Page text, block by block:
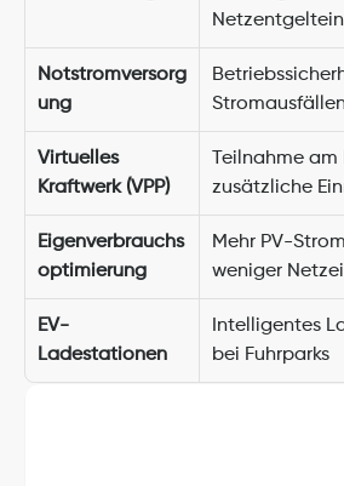
Notstromversorg
ung
Virtuelles
Kraftwerk (VPP)
Teilnahme
zusätzliche
Eigenverbrauchs
optimierung
Mehr PV-
weniger
EV-
Ladestationen
Intelligentes
bei Fuhrparks